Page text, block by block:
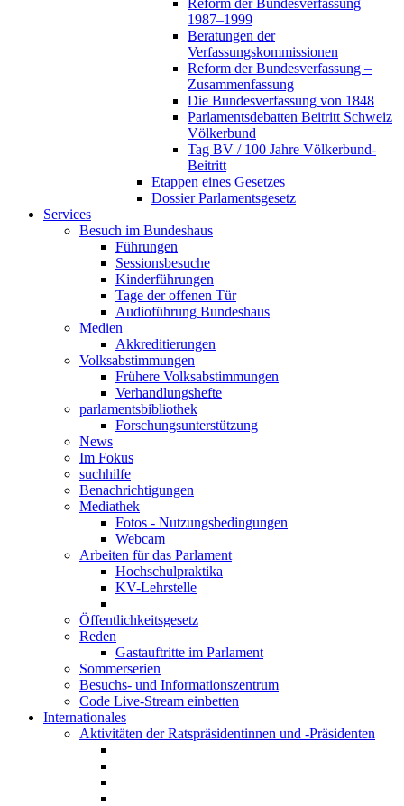
Reform der Bundesverfassung
1987–1999
Beratungen der
Verfassungskommissionen
Reform der Bundesverfassung –
Zusammenfassung
Die Bundesverfassung von 1848
Parlamentsdebatten Beitritt Schweiz
Völkerbund
Tag BV / 100 Jahre Völkerbund-
Beitritt
Etappen eines Gesetzes
Dossier Parlamentsgesetz
Services
Besuch im Bundeshaus
Führungen
Sessionsbesuche
Kinderführungen
Tage der offenen Tür
Audioführung Bundeshaus
Medien
Akkreditierungen
Volksabstimmungen
Frühere Volksabstimmungen
Verhandlungshefte
parlamentsbibliothek
Forschungsunterstützung
News
Im Fokus
suchhilfe
Benachrichtigungen
Mediathek
Fotos - Nutzungsbedingungen
Webcam
Arbeiten für das Parlament
Hochschulpraktika
KV-Lehrstelle
Öffentlichkeitsgesetz
Reden
Gastauftritte im Parlament
Sommerserien
Besuchs- und Informationszentrum
Code Live-Stream einbetten
Internationales
Aktivitäten der Ratspräsidentinnen und -Präsidenten